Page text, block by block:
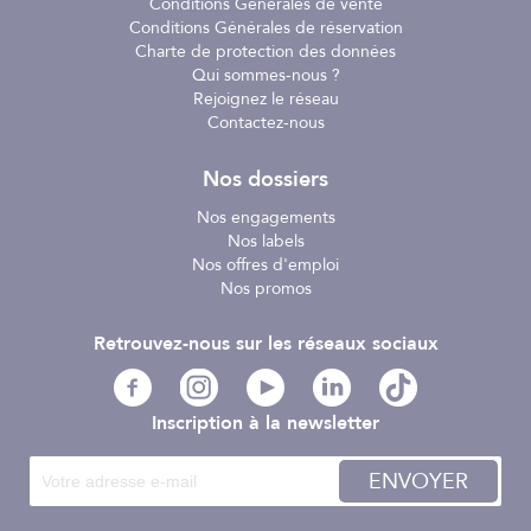
- Diamètre D (mm) : 10
- M (mm) : 52
Conseils Accastillage
COMMENT CHOISIR SES
MANILLES ?
Conditions Générales de réservation
Charte de protection des données
Qui sommes-nous ?
Rejoignez le réseau
Contactez-nous
Nos dossiers
Nos engagements
Nos labels
Nos offres d'emploi
Nos promos
Inscription à la newsletter
ENVOYER
Retrouvez-nous sur les réseaux sociaux